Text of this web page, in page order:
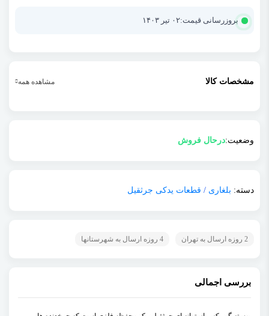
بروزرسانی قیمت:۰۲ تیر ۱۴۰۳
مشخصات کالا مشاهده همه
وضعیت:درحال فروش
دسته: بلغاری / قطعات یدکی جرثقیل
2 روزه ارسال به تهران 4 روزه ارسال به شهرستانها
بررسی اجمالی